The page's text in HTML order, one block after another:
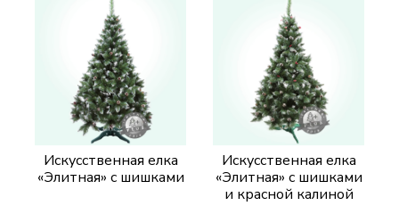
Искусственная елка
«Элитная» с шишками
Искусственная елка
«Элитная» с шишками
и красной калиной